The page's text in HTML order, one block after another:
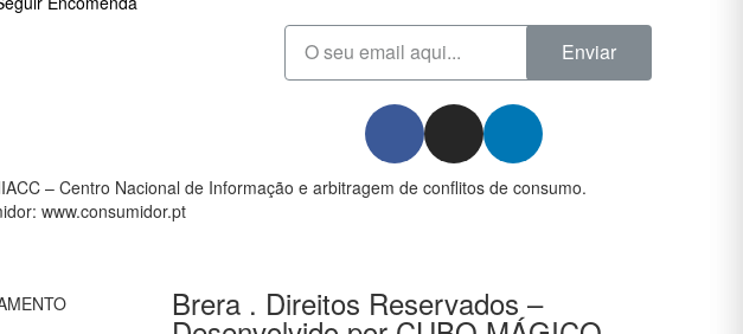
Enviar
– Centro Nacional de Informação e arbitragem de conflitos de consumo.
www.consumidor.pt
Brera . Direitos Reservados –